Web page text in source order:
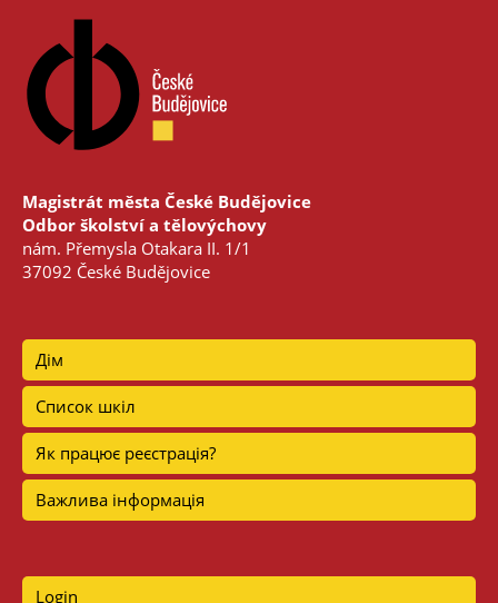
Magistrát města České Budějovice
Odbor školství a tělovýchovy
nám. Přemysla Otakara II. 1/1
37092 České Budějovice
Дім
Список шкіл
Як працює реєстрація?
Важлива інформація
Login